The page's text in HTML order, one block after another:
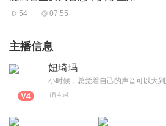
54 07:55
主播信息
妞琦玛
454